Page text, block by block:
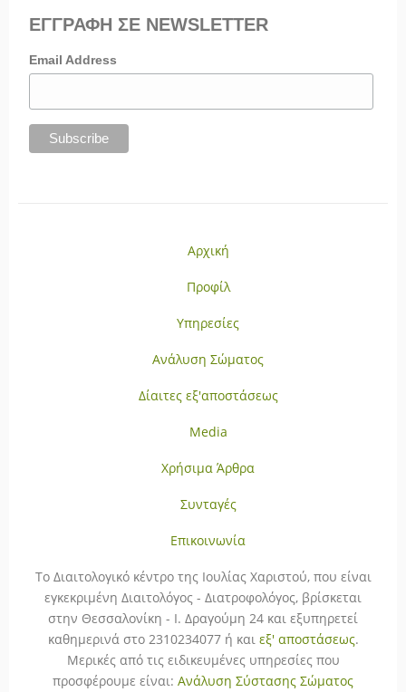
ΕΓΓΡΑΦΗ ΣΕ NEWSLETTER
Email Address
Αρχική
Προφίλ
Υπηρεσίες
Ανάλυση Σώματος
Δίαιτες εξ'αποστάσεως
Media
Χρήσιμα Άρθρα
Συνταγές
Επικοινωνία
To Διαιτολογικό κέντρο της Ιουλίας Χαριστού, που είναι
εγκεκριμένη Διαιτολόγος - Διατροφολόγος, βρίσκεται
στην Θεσσαλονίκη - Ι. Δραγούμη 24 και εξυπηρετεί
καθημερινά στο 2310234077 ή και εξ' αποστάσεως.
Μερικές από τις ειδικευμένες υπηρεσίες που
προσφέρουμε είναι: Ανάλυση Σύστασης Σώματος